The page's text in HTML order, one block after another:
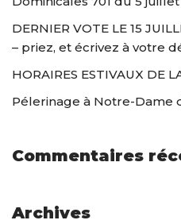
DERNIER VOTE LE 15
– priez, et écrivez à votre
HORAIRES ESTIVAUX DE
Pélerinage à Notre-Dame
Commentaires
Archives